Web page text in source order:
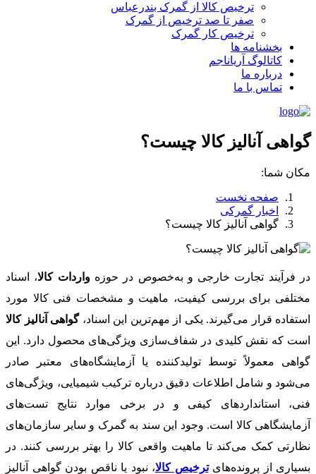
ترخیص کالا از گمرک بندرعباس
صفر تا صد ترخیص از گمرک
ترخیص کار گمرک
بخشنامه ها
کاتالوگ آریاناجم
درباره ما
تماس با ما
گواهی آنالیز کالا چیست؟
مکان شما:
صفحه نخست
اخبار گمرکی
گواهی آنالیز کالا چیست؟
در فرآیند تجارت خارجی و به‌خصوص در حوزهواردات کالا، اسناد
مختلفی برای بررسی کیفیت، ماهیت و مشخصات فنی کالا مورد
استفاده قرار می‌گیرند. یکی از مهم‌ترین این اسناد،گواهی آنالیز کالا
است که نقش کلیدی در شفاف‌سازی ویژگی‌های محصول دارد. این
گواهی معمولاً توسط تولیدکننده یا آزمایشگاه‌های معتبر صادر
می‌شود و شامل اطلاعات دقیق درباره ترکیب شیمیایی، ویژگی‌های
فنی، استانداردهای کیفی و در برخی موارد نتایج تست‌های
آزمایشگاهی کالا است. وجود این سند به گمرک و سایر سازمان‌های
نظارتی کمک می‌کند تا ماهیت واقعی کالا را بهتر بررسی کنند. در
بسیاری از پرونده‌هایترخیص کالا، نبود یا ناقص بودن گواهی آنالیز